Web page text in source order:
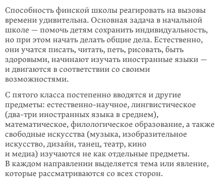
Способность финской школы реагировать на вызовы
времени удивительна. Основная задача в начальной
школе — помочь детям сохранить индиви­дуальность,
но при этом начать делать общие дела. Естественно,
они учатся писать, читать, петь, рисовать, быть
здоровыми, начинают изучать иност­ранные языки —
и двигаются в соответствии со своими
возможностями.
С пятого класса постепенно вводятся и другие
предметы: естественно-научное, лингвистическое
(два-три иностранных языка в среднем),
математическое, филологическое образование, а также
свободные искусства (музыка, изобра­зительное
искусство, дизайн, танец, театр, кино
и медиа) изучаются не как отдельные предметы.
В каждом направлении выделяется тема или явление,
которые рассматриваются со всех сторон.